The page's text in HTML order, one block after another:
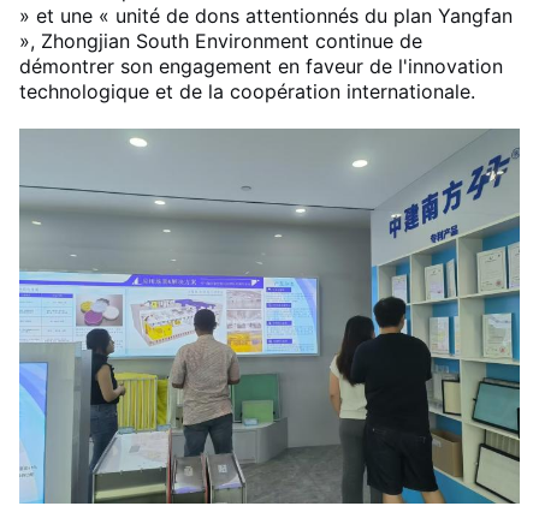
» et une « unité de dons attentionnés du plan Yangfan
», Zhongjian South Environment continue de
démontrer son engagement en faveur de l'innovation
technologique et de la coopération internationale.